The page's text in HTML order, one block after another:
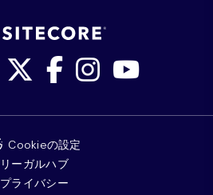
Cookieの設定
リーガルハブ
プライバシー